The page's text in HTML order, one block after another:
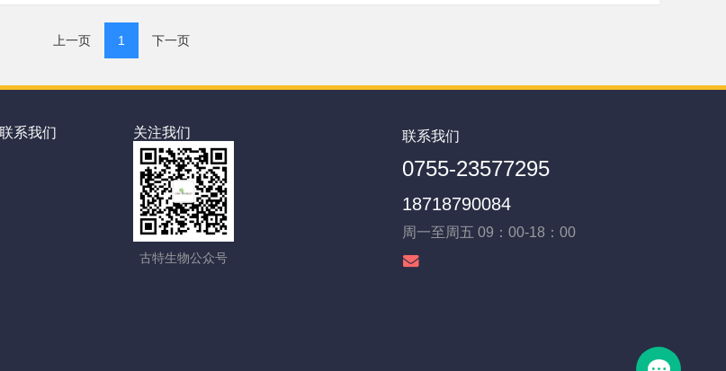
上一页 1 下一页
联系我们 关注我们
古特生物公众号
联系我们
0755-23577295
18718790084
周一至周五 09：00-18：00